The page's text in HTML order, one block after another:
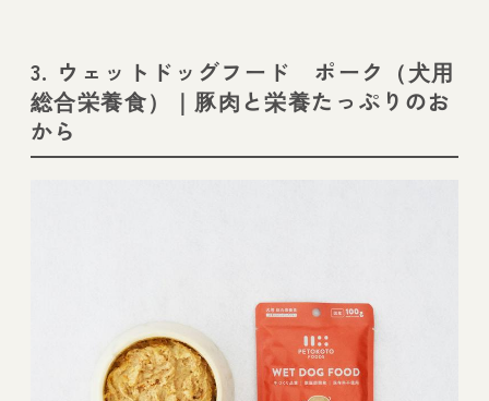
3. ウェットドッグフード ポーク（犬用
総合栄養食）｜豚肉と栄養たっぷりのお
から